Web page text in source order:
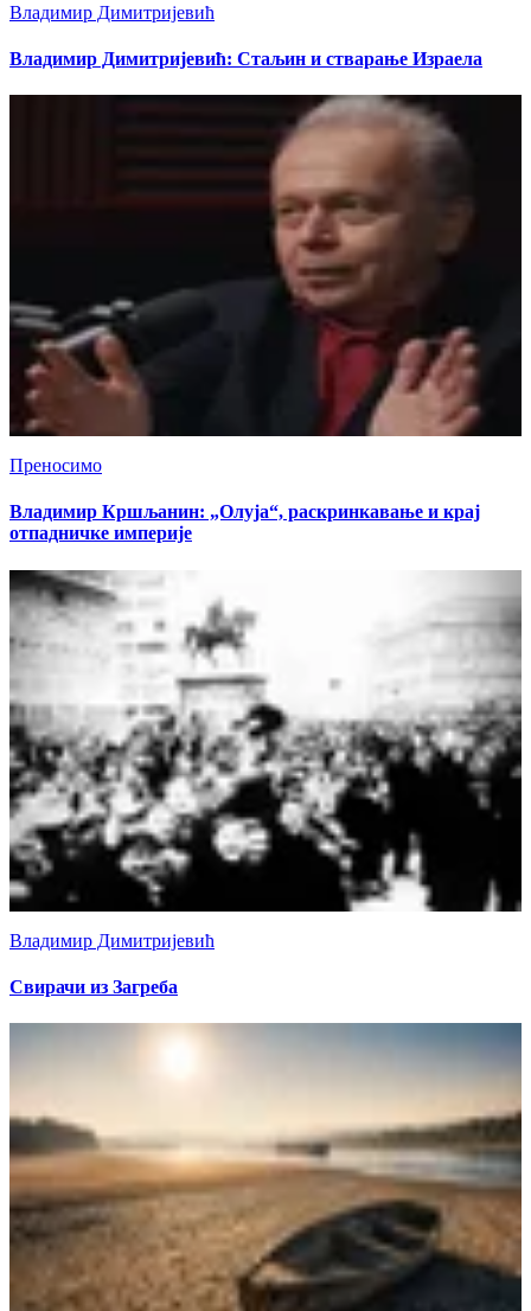
Владимир Димитријевић
Владимир Димитријевић: Стаљин и стварање Израела
Преносимо
Владимир Кршљанин: „Олуја“, раскринкавање и крај
отпадничке империје
Владимир Димитријевић
Свирачи из Загреба